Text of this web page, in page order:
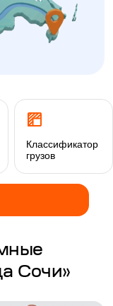
Классификатор
грузов
Сочи»